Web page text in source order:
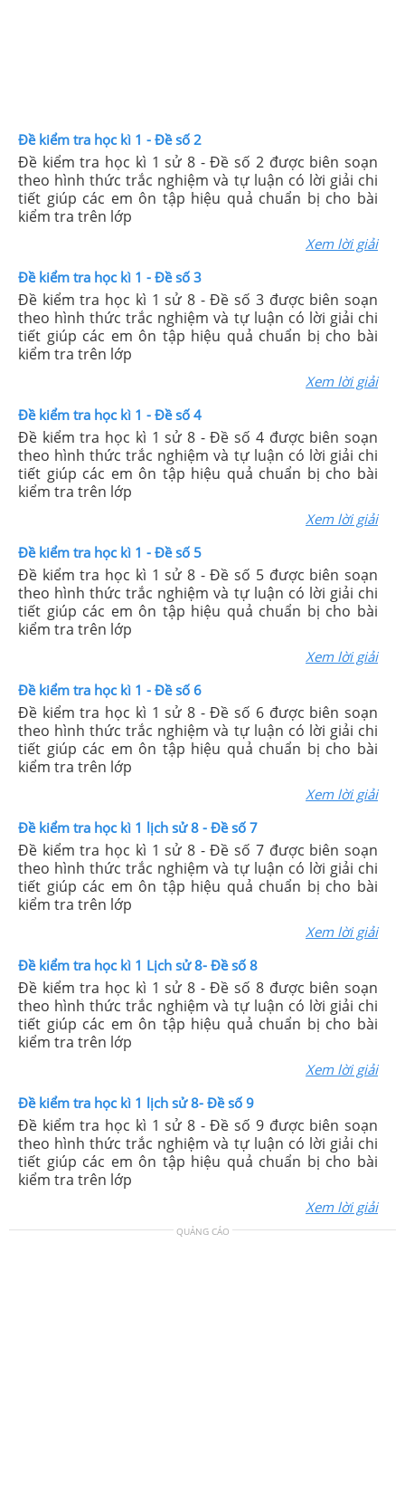
Đề kiểm tra học kì 1 - Đề số 2
Đề kiểm tra học kì 1 sử 8 - Đề số 2 được biên soạn
theo hình thức trắc nghiệm và tự luận có lời giải chi
tiết giúp các em ôn tập hiệu quả chuẩn bị cho bài
kiểm tra trên lớp
Xem lời giải
Đề kiểm tra học kì 1 - Đề số 3
Đề kiểm tra học kì 1 sử 8 - Đề số 3 được biên soạn
theo hình thức trắc nghiệm và tự luận có lời giải chi
tiết giúp các em ôn tập hiệu quả chuẩn bị cho bài
kiểm tra trên lớp
Xem lời giải
Đề kiểm tra học kì 1 - Đề số 4
Đề kiểm tra học kì 1 sử 8 - Đề số 4 được biên soạn
theo hình thức trắc nghiệm và tự luận có lời giải chi
tiết giúp các em ôn tập hiệu quả chuẩn bị cho bài
kiểm tra trên lớp
Xem lời giải
Đề kiểm tra học kì 1 - Đề số 5
Đề kiểm tra học kì 1 sử 8 - Đề số 5 được biên soạn
theo hình thức trắc nghiệm và tự luận có lời giải chi
tiết giúp các em ôn tập hiệu quả chuẩn bị cho bài
kiểm tra trên lớp
Xem lời giải
Đề kiểm tra học kì 1 - Đề số 6
Đề kiểm tra học kì 1 sử 8 - Đề số 6 được biên soạn
theo hình thức trắc nghiệm và tự luận có lời giải chi
tiết giúp các em ôn tập hiệu quả chuẩn bị cho bài
kiểm tra trên lớp
Xem lời giải
Đề kiểm tra học kì 1 lịch sử 8 - Đề số 7
Đề kiểm tra học kì 1 sử 8 - Đề số 7 được biên soạn
theo hình thức trắc nghiệm và tự luận có lời giải chi
tiết giúp các em ôn tập hiệu quả chuẩn bị cho bài
kiểm tra trên lớp
Xem lời giải
Đề kiểm tra học kì 1 Lịch sử 8- Đề số 8
Đề kiểm tra học kì 1 sử 8 - Đề số 8 được biên soạn
theo hình thức trắc nghiệm và tự luận có lời giải chi
tiết giúp các em ôn tập hiệu quả chuẩn bị cho bài
kiểm tra trên lớp
Xem lời giải
Đề kiểm tra học kì 1 lịch sử 8- Đề số 9
Đề kiểm tra học kì 1 sử 8 - Đề số 9 được biên soạn
theo hình thức trắc nghiệm và tự luận có lời giải chi
tiết giúp các em ôn tập hiệu quả chuẩn bị cho bài
kiểm tra trên lớp
Xem lời giải
QUẢNG CÁO